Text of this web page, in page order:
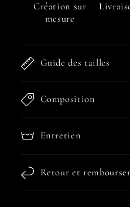
Création sur
mesure
Guide des tailles
Composition
Entretien
Retour et